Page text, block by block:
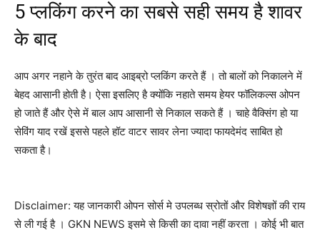
5 प्लकिंग करने का सबसे सही समय है शावर
के बाद
आप अगर नहाने के तुरंत बाद आइब्रो प्लकिंग करते हैं । तो बालों को निकालने में
बेहद आसानी होती है। ऐसा इसलिए है क्योंकि नहाते समय हेयर फॉलिकल्स ओपन
हो जाते हैं और ऐसे में बाल आप आसानी से निकाल सकते हैं । चाहे वैक्सिंग हो या
सेविंग याद रखें इससे पहले हॉट वाटर सावर लेना ज्यादा फायदेमंद साबित हो
सकता है।
Disclaimer: यह जानकारी ओपन सोर्स मे उपलब्ध स्रोतों और विशेषज्ञों की राय
से ली गई है । GKN NEWS इसमे से किसी का दावा नहीं करता । कोई भी बात